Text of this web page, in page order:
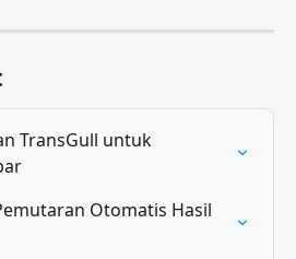
TransGull untuk
Otomatis Hasil